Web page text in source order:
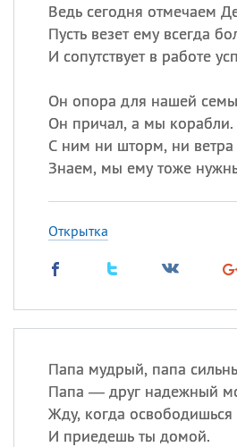
Ведь сегодня отмечаем
Пусть везет ему всегда
И сопутствует в работе
Он опора для нашей
Он причал, а мы корабли.
С ним ни шторм, ни
Знаем, мы ему тоже
Открытка
Папа мудрый, папа
Папа — друг надежный
Жду, когда освободишься
И приедешь ты домой.